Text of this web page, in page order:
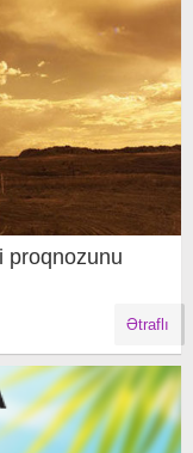
proqnozunu
Ətraflı